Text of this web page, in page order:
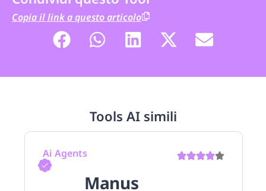
Copia il link a questo articolo
Tools AI simili
Ai Agents
Manus